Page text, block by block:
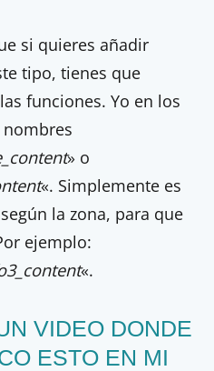
si quieres añadir
tipo, tienes que
funciones. Yo en los
» o
«. Simplemente es
la zona, para que
ejemplo:
«.
VIDEO DONDE
ESTO EN MI